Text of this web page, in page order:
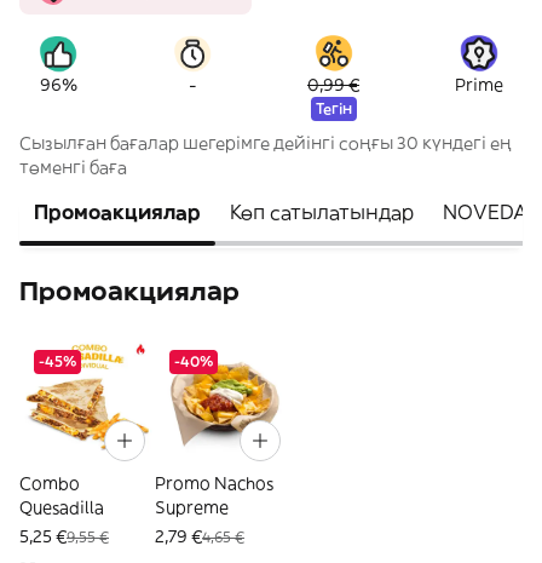
96% - 0,99 €
Тегін
Prime
Сызылған бағалар шегерімге дейінгі соңғы 30 күндегі ең
төменгі баға
Промоакциялар Көп сатылатындар
Промоакциялар
-45%
Combo
Quesadilla
5,25 €9,55 €
-40%
Promo Nachos
Supreme
2,79 €4,65 €